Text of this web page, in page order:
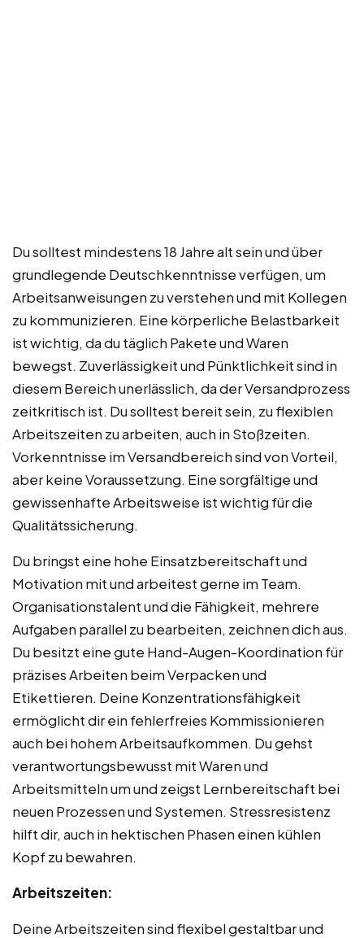
Du solltest mindestens 18 Jahre alt sein und über
grundlegende Deutschkenntnisse verfügen, um
Arbeitsanweisungen zu verstehen und mit Kollegen
zu kommunizieren. Eine körperliche Belastbarkeit
ist wichtig, da du täglich Pakete und Waren
bewegst. Zuverlässigkeit und Pünktlichkeit sind in
diesem Bereich unerlässlich, da der Versandprozess
zeitkritisch ist. Du solltest bereit sein, zu flexiblen
Arbeitszeiten zu arbeiten, auch in Stoßzeiten.
Vorkenntnisse im Versandbereich sind von Vorteil,
aber keine Voraussetzung. Eine sorgfältige und
gewissenhafte Arbeitsweise ist wichtig für die
Qualitätssicherung.
Du bringst eine hohe Einsatzbereitschaft und
Motivation mit und arbeitest gerne im Team.
Organisationstalent und die Fähigkeit, mehrere
Aufgaben parallel zu bearbeiten, zeichnen dich aus.
Du besitzt eine gute Hand-Augen-Koordination für
präzises Arbeiten beim Verpacken und
Etikettieren. Deine Konzentrationsfähigkeit
ermöglicht dir ein fehlerfreies Kommissionieren
auch bei hohem Arbeitsaufkommen. Du gehst
verantwortungsbewusst mit Waren und
Arbeitsmitteln um und zeigst Lernbereitschaft bei
neuen Prozessen und Systemen. Stressresistenz
hilft dir, auch in hektischen Phasen einen kühlen
Kopf zu bewahren.
Arbeitszeiten:
Deine Arbeitszeiten sind flexibel gestaltbar und